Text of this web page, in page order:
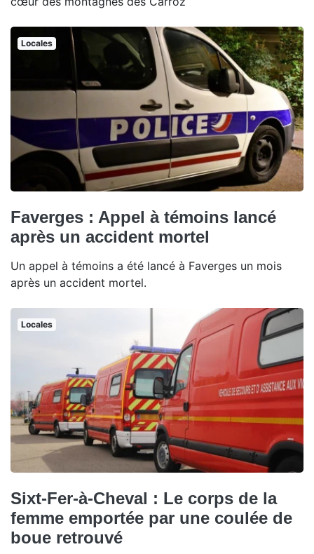
Locales
Faverges : Appel à témoins lancé
après un accident mortel
Un appel à témoins a été lancé à Faverges un mois
après un accident mortel.
Locales
Sixt-Fer-à-Cheval : Le corps de la
femme emportée par une coulée de
boue retrouvé